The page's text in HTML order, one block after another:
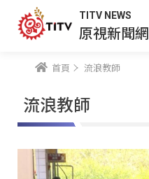
TITV NEWS
原視新聞網
首頁 流浪教師
流浪教師